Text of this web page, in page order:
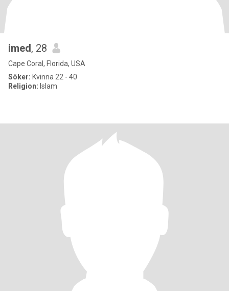
imed, 28
Cape Coral, Florida, USA
Söker: Kvinna 22 - 40
Religion: Islam